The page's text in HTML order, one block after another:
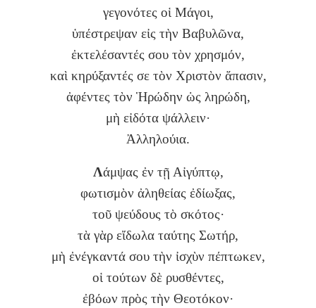
γεγονότες οἱ Μάγοι,
ὑπέστρεψαν εἰς τὴν Βαβυλῶνα,
ἐκτελέσαντές σου τὸν χρησμόν,
καὶ κηρύξαντές σε τὸν Χριστὸν ἅπασιν,
ἀφέντες τὸν Ἡρώδην ὡς ληρώδη,
μὴ εἰδότα ψάλλειν·
Ἀλληλούια.
Λάμψας ἐν τῇ Αἰγύπτῳ,
φωτισμὸν ἀληθείας ἐδίωξας,
τοῦ ψεύδους τὸ σκότος·
τὰ γὰρ εἴδωλα ταύτης Σωτήρ,
μὴ ἐνέγκαντά σου τὴν ἰσχὺν πέπτωκεν,
οἱ τούτων δὲ ρυσθέντες,
ἐβόων πρὸς τὴν Θεοτόκον·